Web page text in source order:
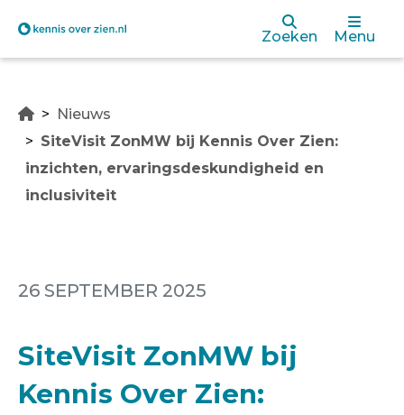
Overslaan
de
inhoud
gaan
Zoeken Menu
Nieuws
SiteVisit ZonMW bij Kennis Over Zien:
inzichten, ervaringsdeskundigheid en
inclusiviteit
26 SEPTEMBER 2025
SiteVisit ZonMW bij
Kennis Over Zien: